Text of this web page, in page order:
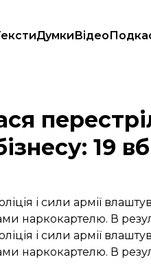
ДумкиВідео
наркобізнесу: 19 вбитих
19
і сили армії
наркокартелю. В
і сили армії
наркокартелю. В